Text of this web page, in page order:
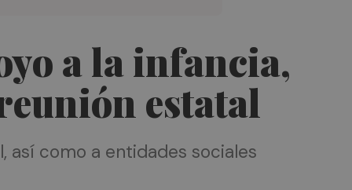
a la infancia,
estatal
así como a entidades sociales